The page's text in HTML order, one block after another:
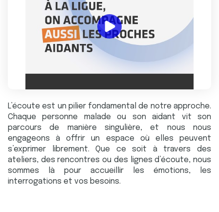
L’écoute est un pilier fondamental de notre approche.
Chaque personne malade ou son aidant vit son
parcours de manière singulière, et nous nous
engageons à offrir un espace où elles peuvent
s’exprimer librement. Que ce soit à travers des
ateliers, des rencontres ou des lignes d’écoute, nous
sommes là pour accueillir les émotions, les
interrogations et vos besoins.